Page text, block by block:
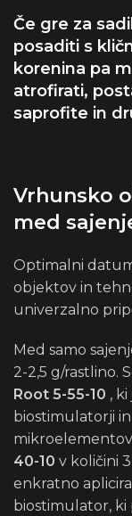
Če gre za
posaditi s
korenina pa
atrofirati,
saprofite in
Vrhunsko
med
Optimalni
objektov in
univerzalno
Med samo
2-2,5 g/rastlino.
Root 5-55-10 ,
biostimulatorji
40-10 v količini
enkratno aplicira
biostimulator, ki